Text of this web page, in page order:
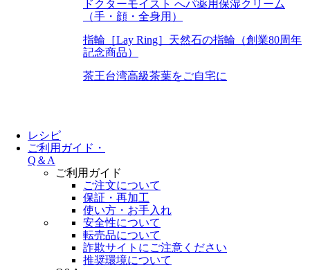
ドクターモイスト へパ薬用保湿クリーム
（手・顔・全身用）
指輪［Lay Ring］ 天然石の指輪（創業80周年
記念商品）
茶王台湾高級茶葉をご自宅に
レシピ
ご利用ガイド・
Q＆A
ご利用ガイド
ご注文について
保証・再加工
使い方・お手入れ
安全性について
転売品について
詐欺サイトにご注意ください
推奨環境について